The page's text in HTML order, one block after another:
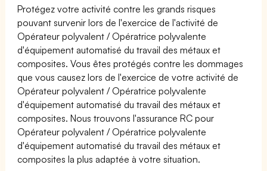
Protégez votre activité contre les grands risques
pouvant survenir lors de l'exercice de l'activité de
Opérateur polyvalent / Opératrice polyvalente
d'équipement automatisé du travail des métaux et
composites. Vous êtes protégés contre les dommages
que vous causez lors de l'exercice de votre activité de
Opérateur polyvalent / Opératrice polyvalente
d'équipement automatisé du travail des métaux et
composites. Nous trouvons l'assurance RC pour
Opérateur polyvalent / Opératrice polyvalente
d'équipement automatisé du travail des métaux et
composites la plus adaptée à votre situation.